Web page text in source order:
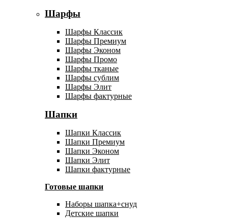
Шарфы
Шарфы Классик
Шарфы Премиум
Шарфы Эконом
Шарфы Промо
Шарфы тканые
Шарфы сублим
Шарфы Элит
Шарфы фактурные
Шапки
Шапки Классик
Шапки Премиум
Шапки Эконом
Шапки Элит
Шапки фактурные
Готовые шапки
Наборы шапка+снуд
Детские шапки